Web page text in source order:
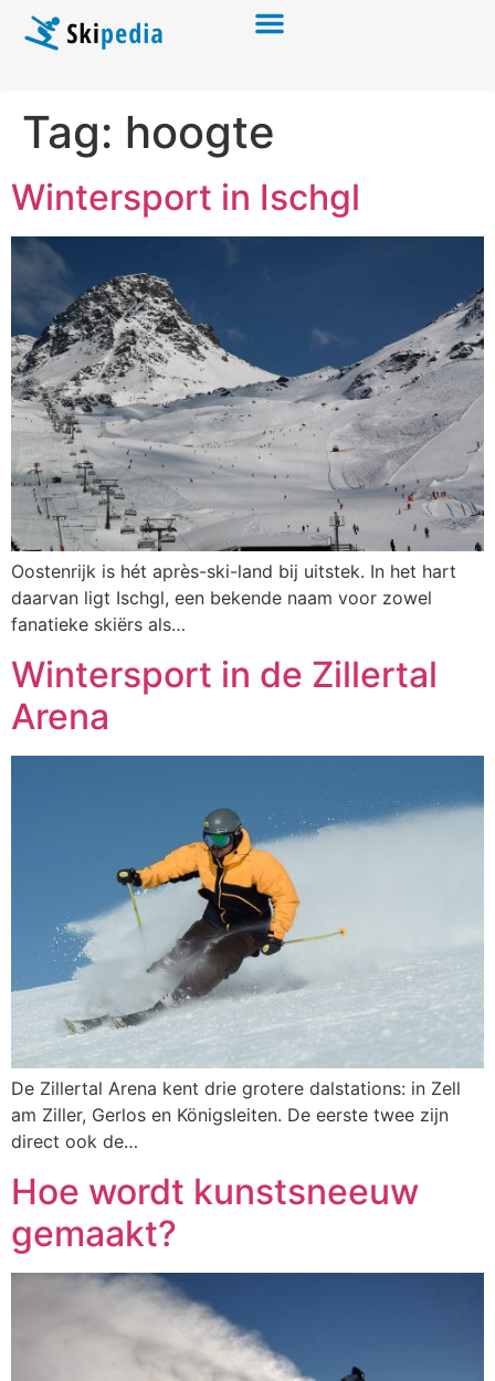
Tag: hoogte
Wintersport in Ischgl
Oostenrijk is hét après-ski-land bij uitstek. In het hart
daarvan ligt Ischgl, een bekende naam voor zowel
fanatieke skiërs als…
Wintersport in de Zillertal
Arena
De Zillertal Arena kent drie grotere dalstations: in Zell
am Ziller, Gerlos en Königsleiten. De eerste twee zijn
direct ook de…
Hoe wordt kunstsneeuw
gemaakt?